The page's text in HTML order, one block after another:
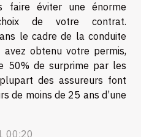
faire éviter une énorme
de votre contrat.
le cadre de la conduite
avez obtenu votre permis,
50% de surprime par les
des assureurs font
de moins de 25 ans d’une
00:20